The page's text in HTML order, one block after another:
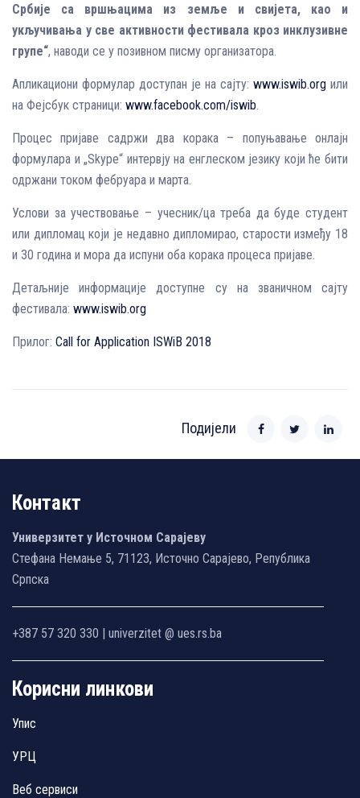
Србије са вршњацима из земље и свијета, као и
укључивања у све активности фестивала кроз инклузивне
групе“, наводи се у позивном писму организатора.
Апликациони формулар доступан је на сајту: www.iswib.org или
на Фејсбук страници: www.facebook.com/iswib
Процес пријаве садржи два корака – попуњавање онлајн
формулара и „Skype“ интервју на енглеском језику који ће бити
одржани током фебруара и марта.
Услови за учествовање – учесник/ца треба да буде студент
или дипломац који је недавно дипломирао, старости између 18
и 30 година и мора да испуни оба корака процеса пријаве.
Детаљније информације доступне су на званичном сајту
фестивала: www.iswib.org
Прилог: Call for Application ISWiB 2018
Подијели
Контакт
Универзитет у Источном Сарајеву
Стефана Немање 5, 71123, Источно Сарајево, Република
Српска
+387 57 320 330 | univerzitet @ ues.rs.ba
Корисни линкови
Упис
УРЦ
Веб сервиси